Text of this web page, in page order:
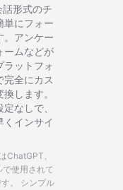
形式のチ
単にフォー
。アンケー
ームなどが
ラットフォ
完全にカス
します。
なしで、
くインサイ
ChatGPT、
使用されて
。
シンプル